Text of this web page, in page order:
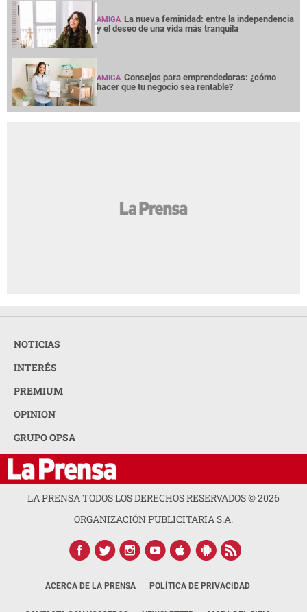
AMIGA La nueva feminidad: entre la independencia
y el deseo de una vida más tranquila
AMIGA Consejos para emprendedoras: ¿cómo
hacer que tu negocio sea rentable?
NOTICIAS
INTERÉS
PREMIUM
OPINION
GRUPO OPSA
LA PRENSA TODOS LOS DERECHOS RESERVADOS ©2026
ORGANIZACIÓN PUBLICITARIA S.A.
ACERCA DE LA PRENSA POLÍTICA DE PRIVACIDAD